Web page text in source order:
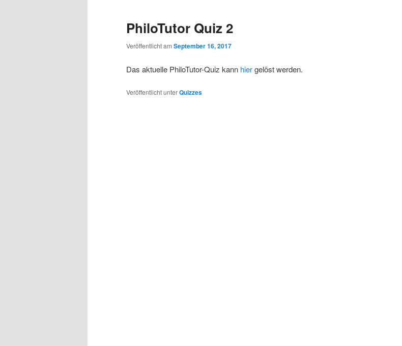
PhiloTutor Quiz 2
Veröffentlicht am September 16, 2017
Das aktuelle PhiloTutor-Quiz kann hiergelöst werden.
Veröffentlicht unterQuizzes